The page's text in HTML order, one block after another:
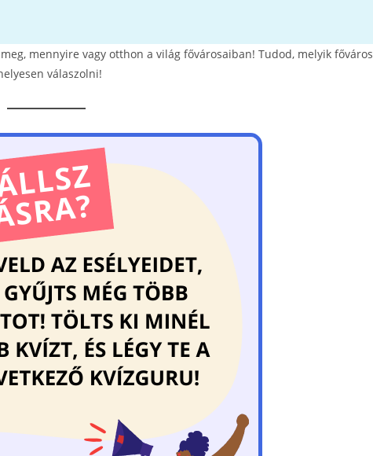
mennyire vagy otthon a világ fővárosaiban! Tudod, melyik főváros
válaszolni!